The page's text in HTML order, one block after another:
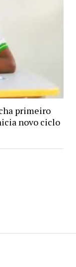
primeiro
novo ciclo